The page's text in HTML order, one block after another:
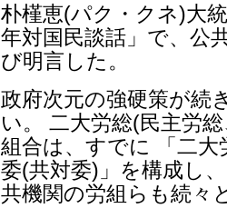
朴槿恵(パク・クネ)大
年対国民談話」で、公
び明言した。
政府次元の強硬策が続
い。 二大労総(民主労
組合は、すでに 「二大
委(共対委)」を構成し
共機関の労組らも続々